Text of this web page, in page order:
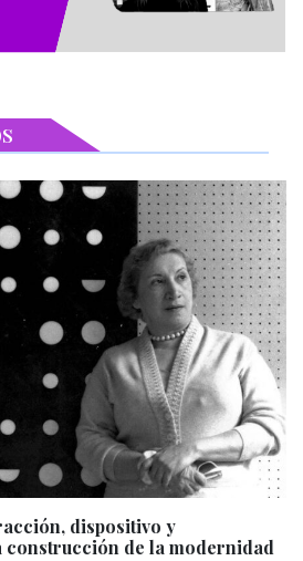
dispositivo y
construcción de la modernidad